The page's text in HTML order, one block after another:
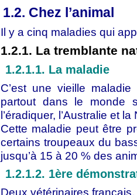
1.2. Chez l’animal
Il y a cinq maladies qui
1.2.1. La tremblante
1.2.1.1. La maladie
C’est une vieille
partout dans le monde
l’éradiquer, l’Australie et
Cette maladie peut être
certains troupeaux du
jusqu’à 15 à 20 % des
1.2.1.2. 1ère
Deux vétérinaires